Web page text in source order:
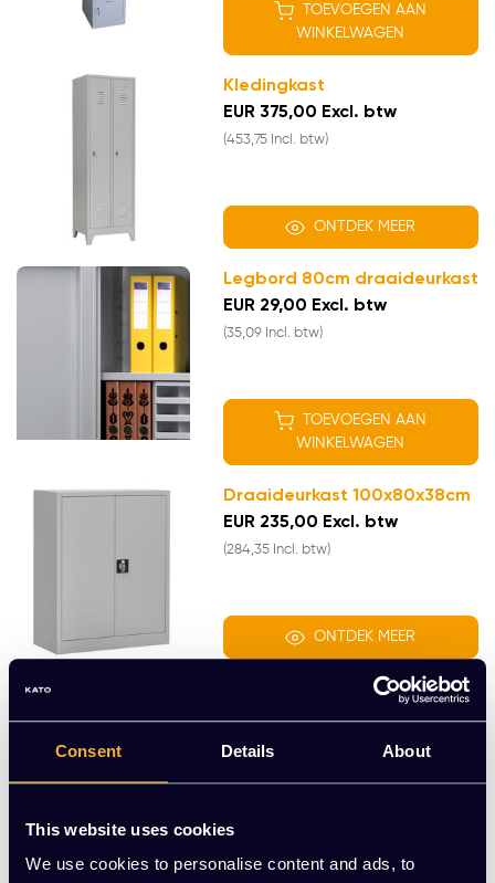
Consent Details About
This website uses cookies
We use cookies to personalise content and ads, to
TOEVOEGEN AAN
WINKELWAGEN
Kledingkast
EUR 375,00 Excl. btw
(453,75 Incl. btw)
ONTDEK MEER
Legbord 80cm draaideurkast
EUR 29,00 Excl. btw
(35,09 Incl. btw)
TOEVOEGEN AAN
WINKELWAGEN
Draaideurkast 100x80x38cm
EUR 235,00 Excl. btw
(284,35 Incl. btw)
ONTDEK MEER
100x166x40cm
EUR 765,00 Excl. btw
ONTDEK MEER